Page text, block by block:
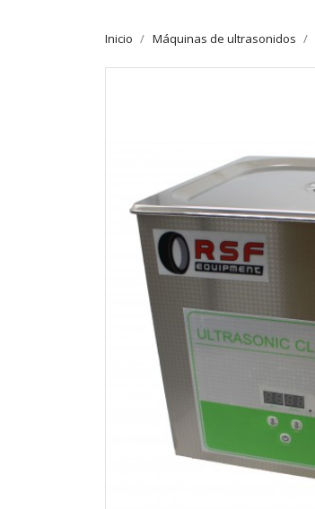
Inicio Máquinas de ultrasonidos